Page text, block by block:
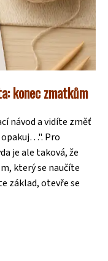
konec zmatkům
návod a vidíte změť
opakuj…". Pro
je ale taková, že
který se naučíte
základ, otevře se